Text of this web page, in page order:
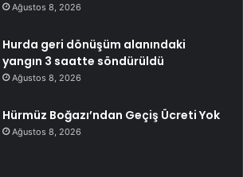
Ağustos 8, 2026
Hurda geri dönüşüm alanındaki
yangın 3 saatte söndürüldü
Ağustos 8, 2026
Hürmüz Boğazı’ndan Geçiş Ücreti Yok
Ağustos 8, 2026